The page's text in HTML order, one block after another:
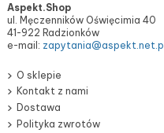
Aspekt.Shop
ul. Męczenników Oświęcimia 40
41-922 Radzionków
e-mail: zapytania@aspekt.net.pl
O sklepie
Kontakt z nami
Dostawa
Polityka zwrotów